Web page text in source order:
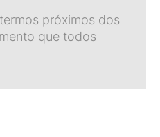
próximos dos
que todos